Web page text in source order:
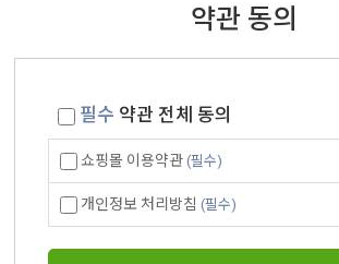
약관 동의
필수 약관 전체 동의
쇼핑몰 이용약관 (필수)
개인정보 처리방침 (필수)